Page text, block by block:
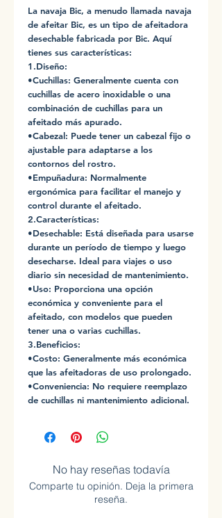
La navaja Bic, a menudo llamada navaja
de afeitar Bic, es un tipo de afeitadora
desechable fabricada por Bic. Aquí
tienes sus características:
1.Diseño:
•Cuchillas: Generalmente cuenta con
cuchillas de acero inoxidable o una
combinación de cuchillas para un
afeitado más apurado.
•Cabezal: Puede tener un cabezal fijo o
ajustable para adaptarse a los
contornos del rostro.
•Empuñadura: Normalmente
ergonómica para facilitar el manejo y
control durante el afeitado.
2.Características:
•Desechable: Está diseñada para usarse
durante un período de tiempo y luego
desecharse. Ideal para viajes o uso
diario sin necesidad de mantenimiento.
•Uso: Proporciona una opción
económica y conveniente para el
afeitado, con modelos que pueden
tener una o varias cuchillas.
3.Beneficios:
•Costo: Generalmente más económica
que las afeitadoras de uso prolongado.
•Conveniencia: No requiere reemplazo
de cuchillas ni mantenimiento adicional.
No hay reseñas todavía
Comparte tu opinión. Deja la primera
reseña.